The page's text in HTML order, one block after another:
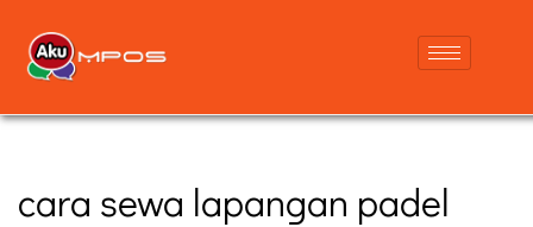
cara sewa lapangan padel